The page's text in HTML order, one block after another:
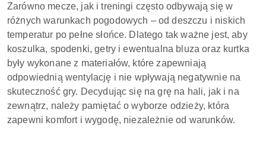
Zarówno mecze, jak i treningi często odbywają się w
różnych warunkach pogodowych – od deszczu i niskich
temperatur po pełne słońce. Dlatego tak ważne jest, aby
koszulka, spodenki, getry i ewentualna bluza oraz kurtka
były wykonane z materiałów, które zapewniają
odpowiednią wentylację i nie wpływają negatywnie na
skuteczność gry. Decydując się na grę na hali, jak i na
zewnątrz, należy pamiętać o wyborze odzieży, która
zapewni komfort i wygodę, niezależnie od warunków.